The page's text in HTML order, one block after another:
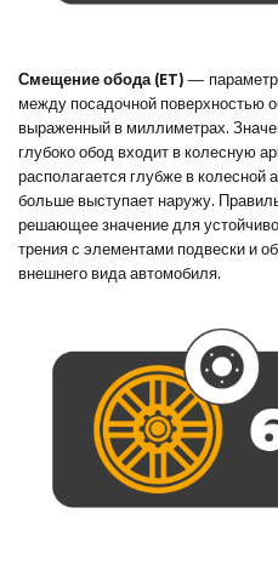
Смещение обода (ET)—
между посадочной поверхностью
выраженный в миллиметрах.
глубоко обод входит в колесную
располагается глубже в колесной
больше выступает наружу.
решающее значение для
трения с элементами подвески и
внешнего вида автомобиля.